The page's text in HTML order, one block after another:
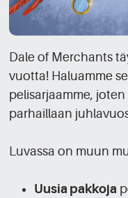
Dale of Merchants
vuotta! Haluamme
pelisarjaamme,
parhaillaan
Luvassa on muun
Uusia pakkoja